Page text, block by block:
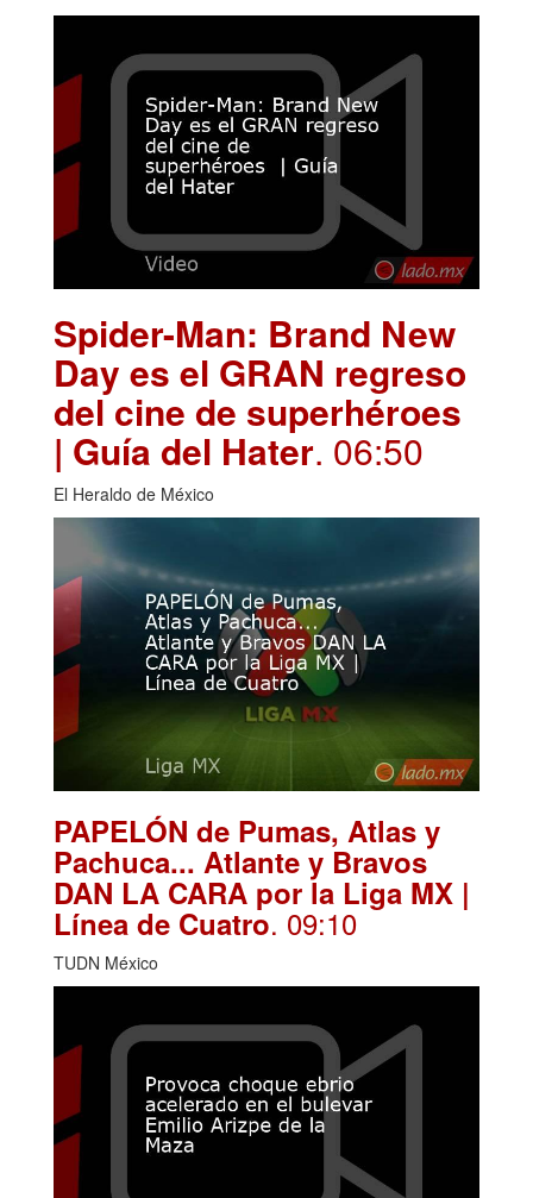
Spider-Man: Brand New
Day es el GRAN regreso
del cine de superhéroes
| Guía del Hater. 06:50
El Heraldo de México
PAPELÓN de Pumas, Atlas y
Pachuca... Atlante y Bravos
DAN LA CARA por la Liga MX |
Línea de Cuatro. 09:10
TUDN México